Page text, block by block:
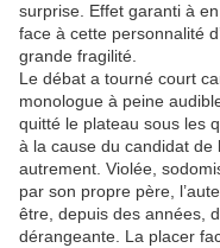
surprise. Effet garanti à
face à cette personnalité
grande fragilité.
Le débat a tourné court
monologue à peine
quitté le plateau sous les
à la cause du candidat
autrement. Violée,
par son propre père,
être, depuis des années,
dérangeante. La placer